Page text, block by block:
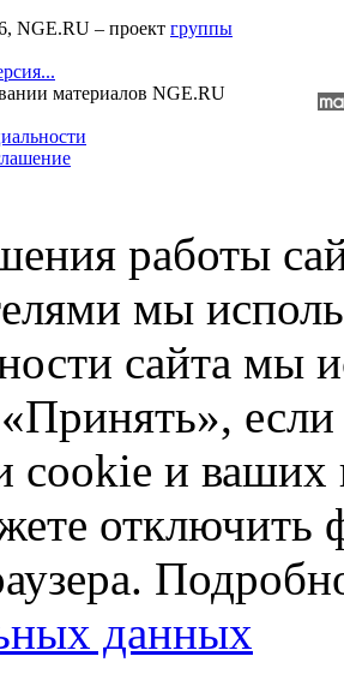
NGE.RU – проект группы
материалов NGE.RU
работы
мы
сайта мы
если
cookie и
отключить
данных